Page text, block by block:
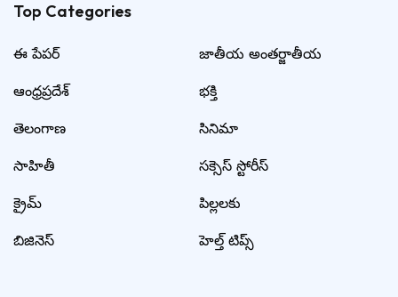
Top Categories​
ఈ పేపర్
ఆంధ్రప్రదేశ్
తెలంగాణ
సాహితీ
క్రైమ్
బిజినెస్
జాతీయ అంతర్జాతీయ
భక్తి
సినిమా
సక్సెస్ స్టోరీస్
పిల్లలకు
హెల్త్ టిప్స్